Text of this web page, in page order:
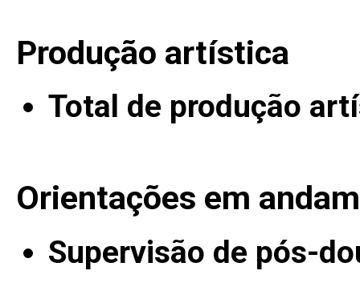
Produção artística
Total de produção
Orientações em
Supervisão de pós-